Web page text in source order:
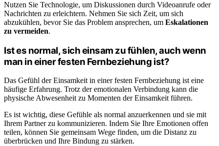
Nutzen Sie Technologie, um Diskussionen durch Videoanrufe oder
Nachrichten zu erleichtern. Nehmen Sie sich Zeit, um sich
abzukühlen, bevor Sie das Problem ansprechen, um Eskalationen
zu vermeiden.
Ist es normal, sich einsam zu fühlen, auch wenn
man in einer festen Fernbeziehung ist?
Das Gefühl der Einsamkeit in einer festen Fernbeziehung ist eine
häufige Erfahrung. Trotz der emotionalen Verbindung kann die
physische Abwesenheit zu Momenten der Einsamkeit führen.
Es ist wichtig, diese Gefühle als normal anzuerkennen und sie mit
Ihrem Partner zu kommunizieren. Indem Sie Ihre Emotionen offen
teilen, können Sie gemeinsam Wege finden, um die Distanz zu
überbrücken und Ihre Bindung zu stärken.